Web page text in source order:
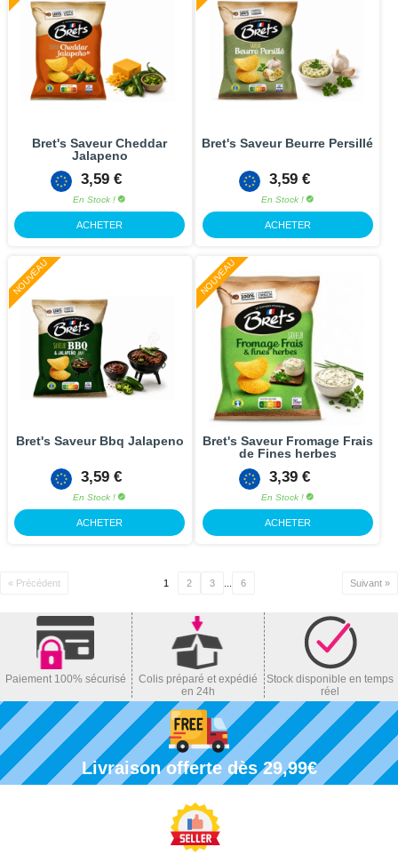
Bret's Saveur Cheddar
Jalapeno
3,59 €
En Stock !
ACHETER
Bret's Saveur Beurre Persillé
3,59 €
En Stock !
ACHETER
NOUVEAU
Bret's Saveur Bbq Jalapeno
3,59 €
En Stock !
ACHETER
NOUVEAU
Bret's Saveur Fromage Frais
de Fines herbes
3,39 €
En Stock !
ACHETER
« Précédent 1 2 3 6 Suivant »
Paiement 100% sécurisé
Colis préparé et expédié
en 24h
Stock disponible en temps
réel
Livraison offerte dès 29,99€